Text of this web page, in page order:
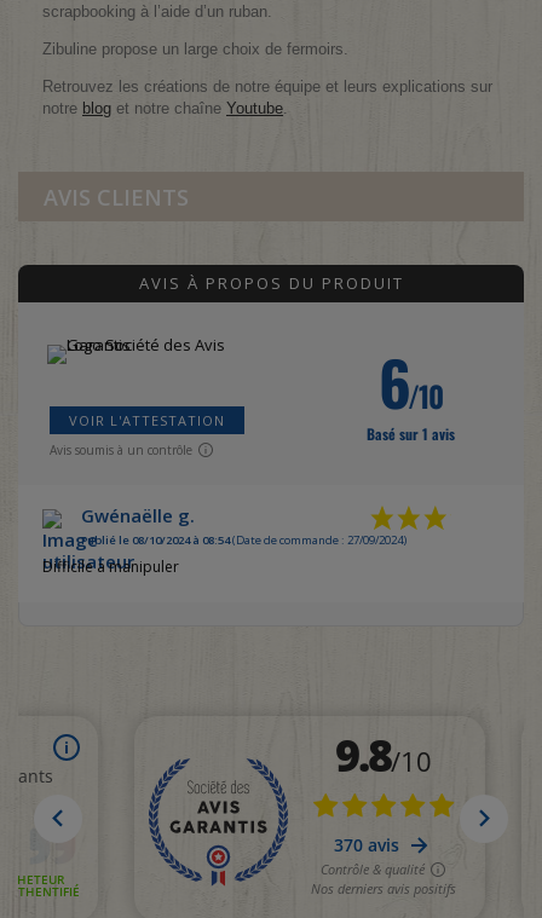
scrapbooking à l’aide d’un ruban.
Zibuline propose un large choix de fermoirs.
Retrouvez les créations de notre équipe et leurs explications sur
notre blog et notre chaîne Youtube.
AVIS CLIENTS
AVIS À PROPOS DU PRODUIT
VOIR L'ATTESTATION
Avis soumis à un contrôle
6/10
Basé sur 1 avis
Gwénaëlle g.
Publié le 08/10/2024 à 08:54(Date de commande : 27/09/2024)
Difficile a manipuler